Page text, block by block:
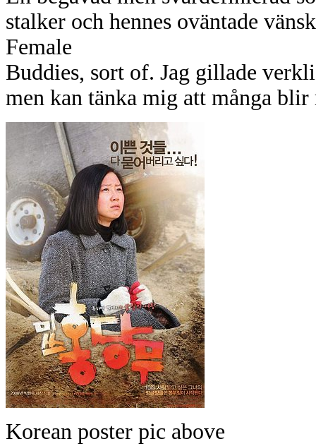
stalker och hennes oväntade
Female
Buddies, sort of. Jag gillade
men kan tänka mig att många
Korean poster pic above